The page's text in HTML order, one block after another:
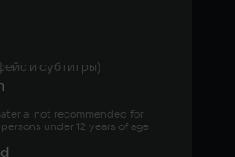
и субтитры)
not recommended for
under 12 years of age